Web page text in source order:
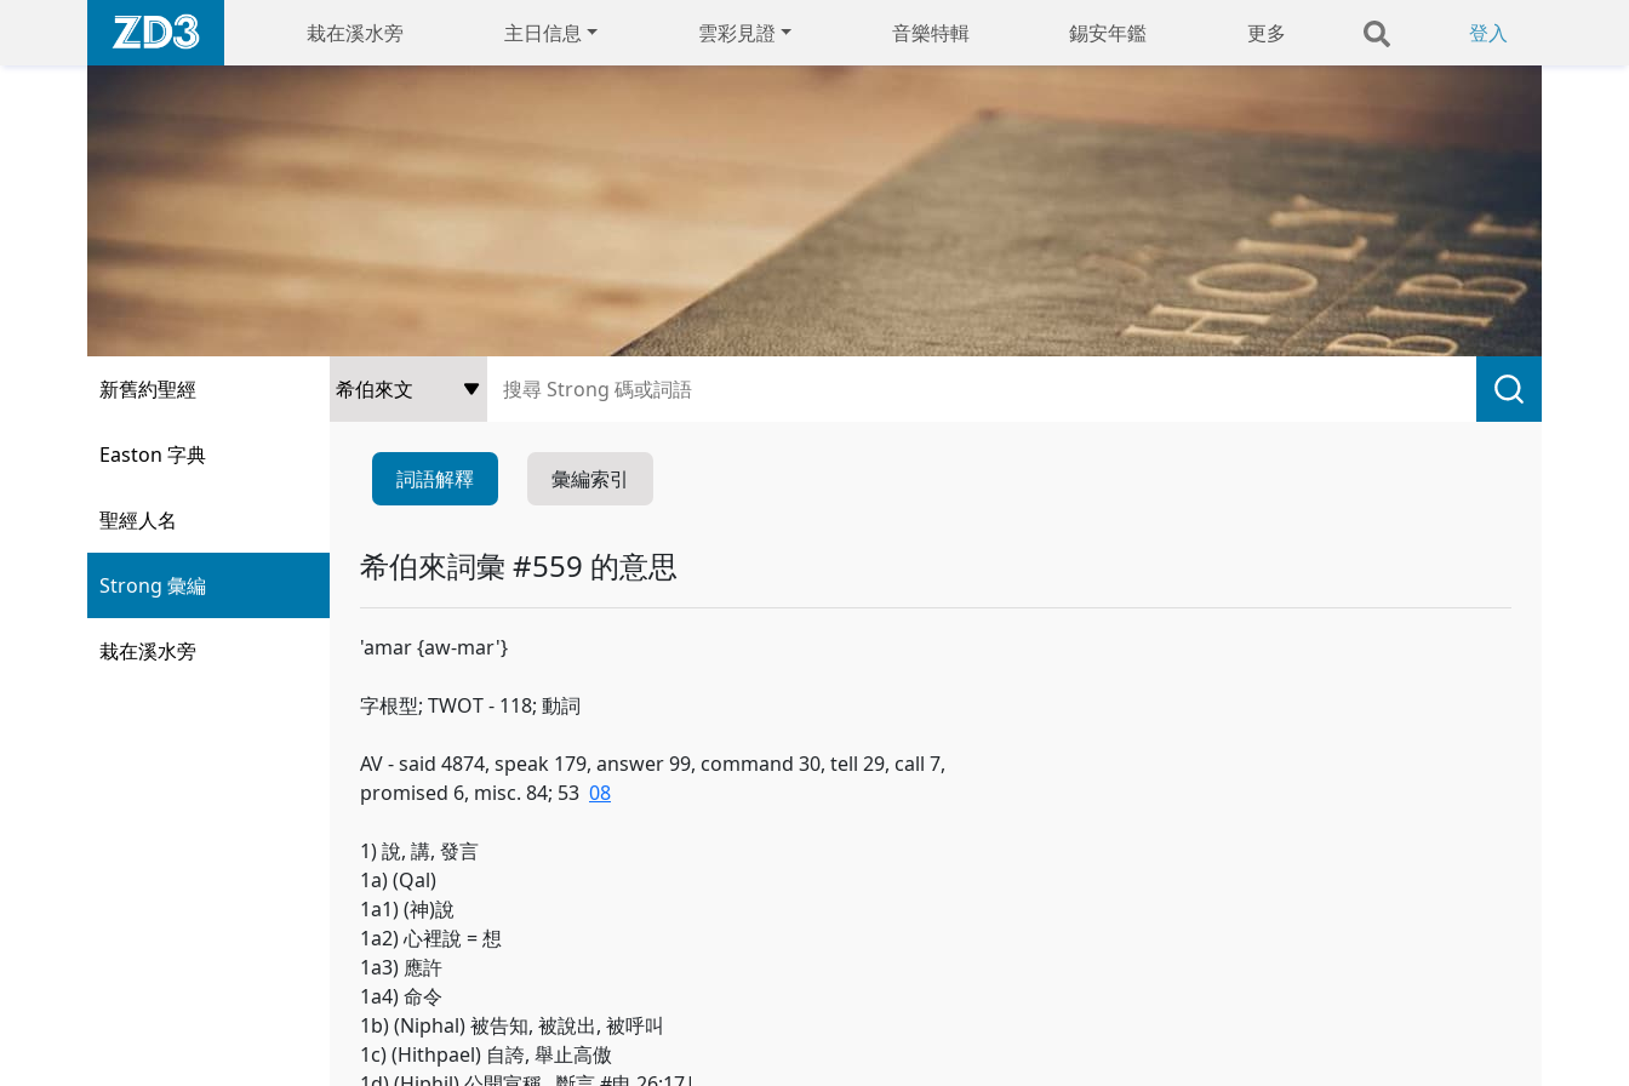
栽在溪水旁 主日信息 雲彩見證 音樂特輯 錫安年鑑 更多 登入
新舊約聖經
Easton 字典
聖經人名
Strong 彙編
栽在溪水旁
詞語解釋 彙編索引
希伯來詞彙 #559 的意思
'amar {aw-mar'}
字根型; TWOT - 118; 動詞
AV - said 4874, speak 179, answer 99, command 30, tell 29, call 7,
promised 6, misc. 84; 53 08
1) 說, 講, 發言
1a) (Qal)
1a1) (神)說
1a2) 心裡說 = 想
1a3) 應許
1a4) 命令
1b) (Niphal) 被告知, 被說出, 被呼叫
1c) (Hithpael) 自誇, 舉止高傲